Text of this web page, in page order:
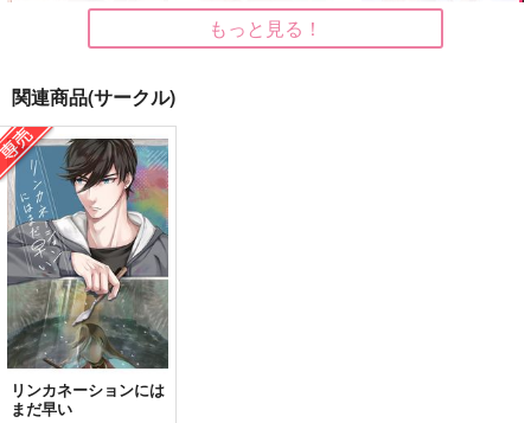
龍の心の憩い処
9:knock
787円（税込）
陸奥守吉行×和泉守兼定
サンプル
作品詳細
もっと見る！
関連商品(サークル)
リンカネーションには
まだ早い